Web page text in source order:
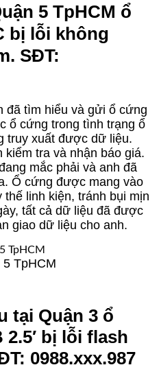
5 TpHCM ổ
bị lỗi không
SĐT:
đã tìm hiểu và gửi ổ cứng
ổ cứng trong tình trạng ổ
truy xuất được dữ liệu.
kiểm tra và nhận báo giá.
mắc phải và anh đã
Ổ cứng được mang vào
linh kiện, tránh bụi mịn
tất cả dữ liệu đã được
giao dữ liệu cho anh.
TpHCM
tại Quận 3 ổ
2.5′ bị lỗi flash
0988.xxx.987